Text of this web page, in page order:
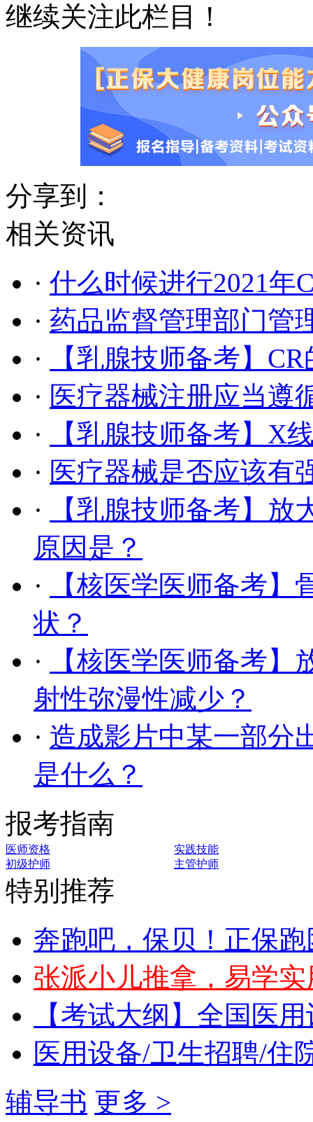
继续关注此栏目！
分享到：
相关资讯
· 什么时候进行2021年
· 药品监督管理部门管
·
【乳腺技师备考】
· 医疗器械注册应当遵
·
【乳腺技师备考】X
· 医疗器械是否应该有
·
【乳腺技师备考】
原因是？
·
【核医学医师备考
状？
·
【核医学医师备考
射性弥漫性减少？
· 造成影片中某一部分
是什么？
报考指南
医师资格
实践技能
初级护师
主管护师
特别推荐
奔跑吧，保贝！正保
张派小儿推拿，易学
【考试大纲】全国医
医用设备/卫生招聘/住
辅导书 更多 >